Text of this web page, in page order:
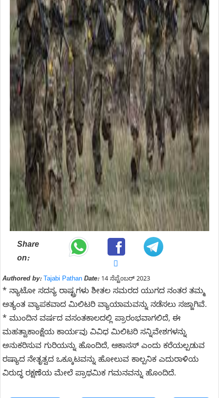
Share
on:
Authored by: Tajabi Pathan Date:14 ಸೆಪ್ಟೆಂಬರ್ 2023
* ನ್ಯಾಟೋ ಸದಸ್ಯ ರಾಷ್ಟ್ರಗಳು ಶೀತಲ ಸಮರದ ಯುಗದ ನಂತರ ತಮ್ಮ
ಅತ್ಯಂತ ವ್ಯಾಪಕವಾದ ಮಿಲಿಟರಿ ವ್ಯಾಯಾಮವನ್ನು ನಡೆಸಲು ಸಜ್ಜಾಗಿವೆ.
* ಮುಂದಿನ ವರ್ಷದ ವಸಂತಕಾಲದಲ್ಲಿ ಪ್ರಾರಂಭವಾಗಲಿದೆ, ಈ
ಮಹತ್ವಾಕಾಂಕ್ಷೆಯ ಕಾರ್ಯವು ವಿವಿಧ ಮಿಲಿಟರಿ ಸನ್ನಿವೇಶಗಳನ್ನು
ಅನುಕರಿಸುವ ಗುರಿಯನ್ನು ಹೊಂದಿದೆ, ಆಕಾಸಸ್ ಎಂದು ಕರೆಯಲ್ಪಡುವ
ರಷ್ಯಾದ ನೇತೃತ್ವದ ಒಕ್ಕೂಟವನ್ನು ಹೋಲುವ ಕಾಲ್ಪನಿಕ ಎದುರಾಳಿಯ
ವಿರುದ್ಧ ರಕ್ಷಣೆಯ ಮೇಲೆ ಪ್ರಾಥಮಿಕ ಗಮನವನ್ನು ಹೊಂದಿದೆ.